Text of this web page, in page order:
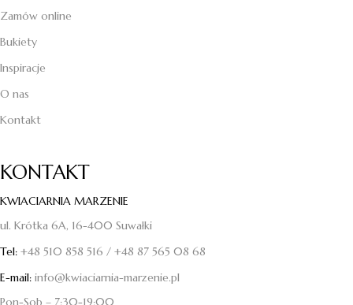
Zamów online
Bukiety
Inspiracje
O nas
Kontakt
KONTAKT
KWIACIARNIA MARZENIE
ul. Krótka 6A, 16-400 Suwałki
Tel: +48 510 858 516 / +48 87 565 08 68
E-mail: info@kwiaciarnia-marzenie.pl
Pon-Sob – 7:30-19:00